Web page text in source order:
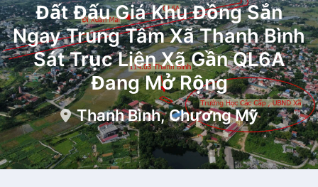
Đất Đấu Giá Khu Đồng Sắn
Ngay Trung Tâm Xã Thanh Bình
Sát Trục Liên Xã Gần QL6A
Đang Mở Rộng
Thanh Bình, Chương Mỹ